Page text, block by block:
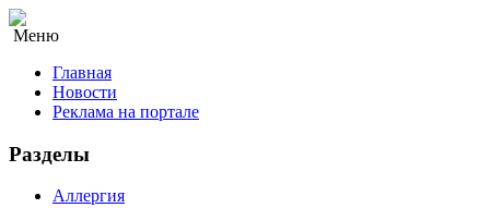
Меню
Главная
Новости
Реклама на портале
Разделы
Аллергия